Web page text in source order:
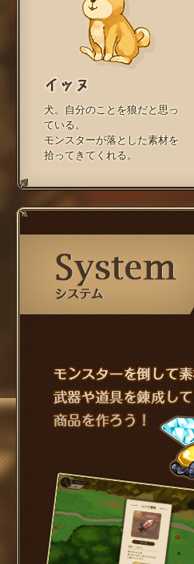
犬。自分のことを狼だと思っ
ている。
モンスターが落とした素材を
拾ってきてくれる。